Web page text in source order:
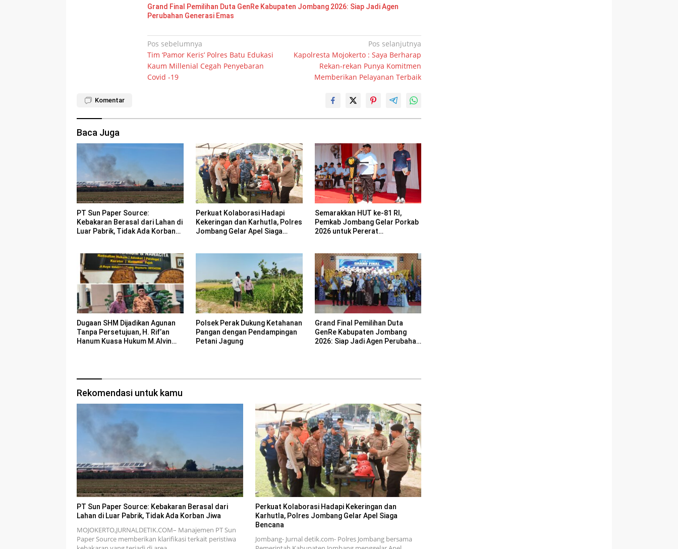
Grand Final Pemilihan Duta GenRe Kabupaten Jombang 2026: Siap Jadi Agen
Perubahan Generasi Emas
Navigasi
pos
Pos sebelumnya
Tim ‘Pamor Keris’ Polres Batu Edukasi
Kaum Millenial Cegah Penyebaran
Covid -19
Pos selanjutnya
Kapolresta Mojokerto : Saya Berharap
Rekan-rekan Punya Komitmen
Memberikan Pelayanan Terbaik
Komentar
Baca Juga
PT Sun Paper Source:
Kebakaran Berasal dari Lahan di
Luar Pabrik, Tidak Ada Korban
Perkuat Kolaborasi Hadapi
Kekeringan dan Karhutla, Polres
Jombang Gelar Apel Siaga
Semarakkan HUT ke-81 RI,
Pemkab Jombang Gelar Porkab
2026 untuk Pererat
Dugaan SHM Dijadikan Agunan
Tanpa Persetujuan, H. Rif’an
Hanum Kuasa Hukum M.Alvin
Polsek Perak Dukung Ketahanan
Pangan dengan Pendampingan
Petani Jagung
Grand Final Pemilihan Duta
GenRe Kabupaten Jombang
2026: Siap Jadi Agen Perubahan
Rekomendasi untuk kamu
PT Sun Paper Source: Kebakaran Berasal dari
Lahan di Luar Pabrik, Tidak Ada Korban Jiwa
MOJOKERTO,JURNALDETIK.COM– Manajemen PT Sun
Paper Source memberikan klarifikasi terkait peristiwa
Perkuat Kolaborasi Hadapi Kekeringan dan
Karhutla, Polres Jombang Gelar Apel Siaga
Bencana
Jombang- Jurnal detik.com- Polres Jombang bersama